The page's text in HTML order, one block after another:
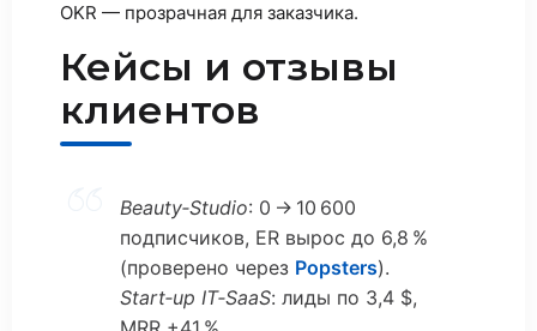
OKR — прозрачная для заказчика.
Кейсы и отзывы
клиентов
Beauty‑Studio: 0 → 10 600
подписчиков, ER вырос до 6,8 %
(проверено через Popsters).
Start‑up IT‑SaaS: лиды по 3,4 $,